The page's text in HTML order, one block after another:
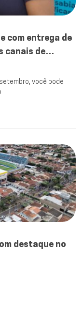
com entrega de
canais de
você pode
destaque no